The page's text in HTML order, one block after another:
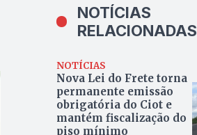
NOTÍCIAS
RELACIONADAS
NOTÍCIAS
Nova Lei do Frete torna
permanente emissão
obrigatória do Ciot e
mantém fiscalização do
piso mínimo